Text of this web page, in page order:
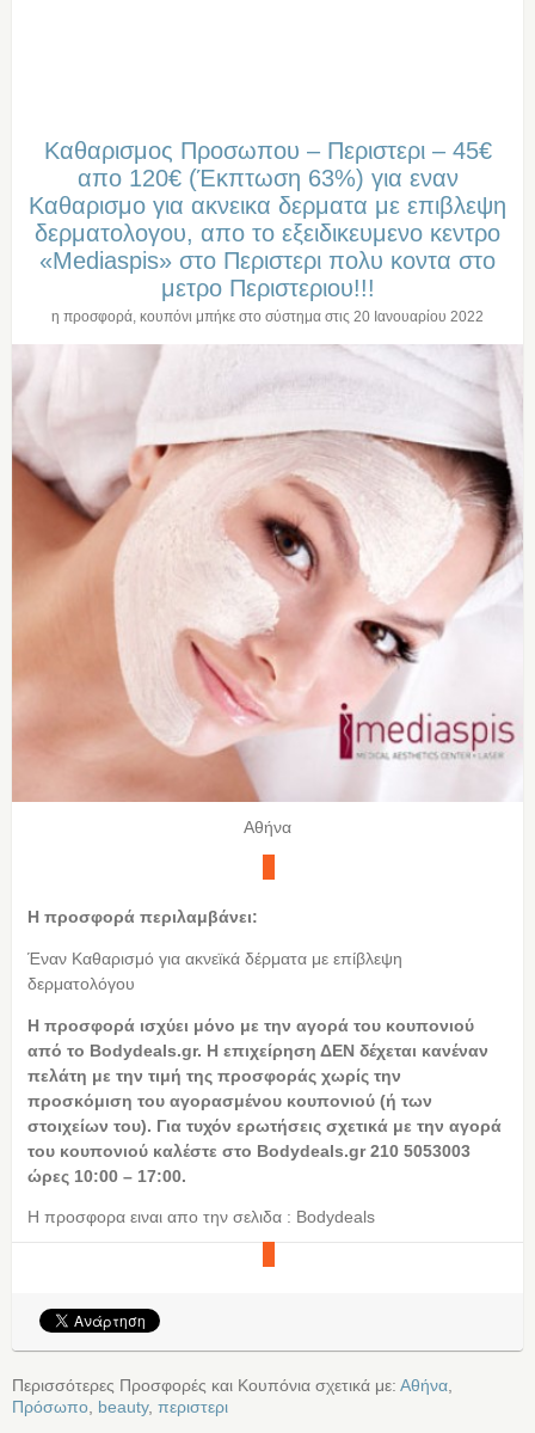
Καθαρισμος Προσωπου – Περιστερι – 45€
απο 120€ (Έκπτωση 63%) για εναν
Καθαρισμο για ακνεικα δερματα με επιβλεψη
δερματολογου, απο το εξειδικευμενο κεντρο
«Mediaspis» στο Περιστερι πολυ κοντα στο
μετρο Περιστεριου!!!
η προσφορά, κουπόνι μπήκε στο σύστημα στις 20 Ιανουαρίου 2022
Αθήνα
Η προσφορά περιλαμβάνει:
Έναν Καθαρισμό για ακνεϊκά δέρματα με επίβλεψη
δερματολόγου
Η προσφορά ισχύει μόνο με την αγορά του κουπονιού
από το Bodydeals.gr. Η επιχείρηση ΔΕΝ δέχεται κανέναν
πελάτη με την τιμή της προσφοράς χωρίς την
προσκόμιση του αγορασμένου κουπονιού (ή των
στοιχείων του). Για τυχόν ερωτήσεις σχετικά με την αγορά
του κουπονιού καλέστε στο Bodydeals.gr 210 5053003
ώρες 10:00 – 17:00.
Η προσφορα ειναι απο την σελιδα : Bodydeals
Περισσότερες Προσφορές και Κουπόνια σχετικά με: Αθήνα,
Πρόσωπο, beauty, περιστερι